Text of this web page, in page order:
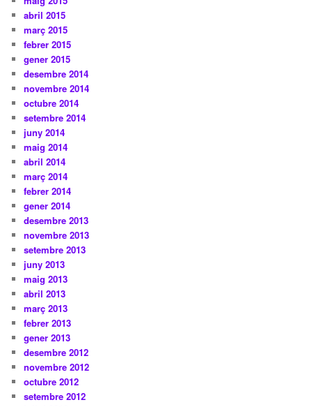
abril 2015
març 2015
febrer 2015
gener 2015
desembre 2014
novembre 2014
octubre 2014
setembre 2014
juny 2014
maig 2014
abril 2014
març 2014
febrer 2014
gener 2014
desembre 2013
novembre 2013
setembre 2013
juny 2013
maig 2013
abril 2013
març 2013
febrer 2013
gener 2013
desembre 2012
novembre 2012
octubre 2012
setembre 2012